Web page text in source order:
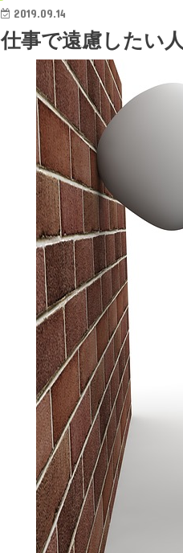
2019.09.14
仕事で遠慮したい人